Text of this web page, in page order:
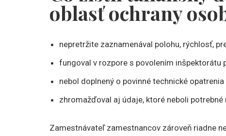
oblasť ochrany
nepretržite zaznamenával polohu, rýchlosť,
fungoval v rozpore s povolením inšpektorátu
nebol doplnený o povinné technické
zhromažďoval aj údaje, ktoré neboli
Zamestnávateľ zamestnancov zároveň riadne